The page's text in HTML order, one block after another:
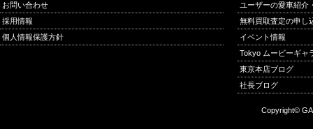
お問い合わせ
採用情報
個人情報保護方針
ユーザーの愛車紹介
無料買取査定の申し
イベント情報
Tokyo ムービーギャ
東京本店ブログ
社長ブログ
Copyright©